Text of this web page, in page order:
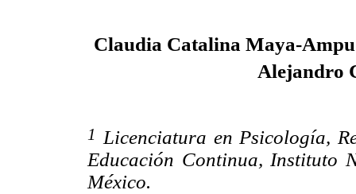
Claudia Catalina Maya-
Alejandro
1
Licenciatura en Psicología,
Educación Continua, Instituto
México.